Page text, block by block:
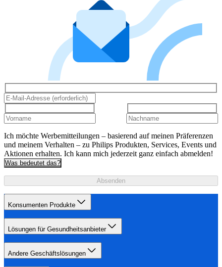
Ich möchte Werbemitteilungen – basierend auf meinen Präferenzen
und meinem Verhalten – zu Philips Produkten, Services, Events und
Aktionen erhalten. Ich kann mich jederzeit ganz einfach abmelden!
Was bedeutet das?
Absenden
Konsumenten Produkte
Lösungen für Gesundheitsanbieter
Andere Geschäftslösungen